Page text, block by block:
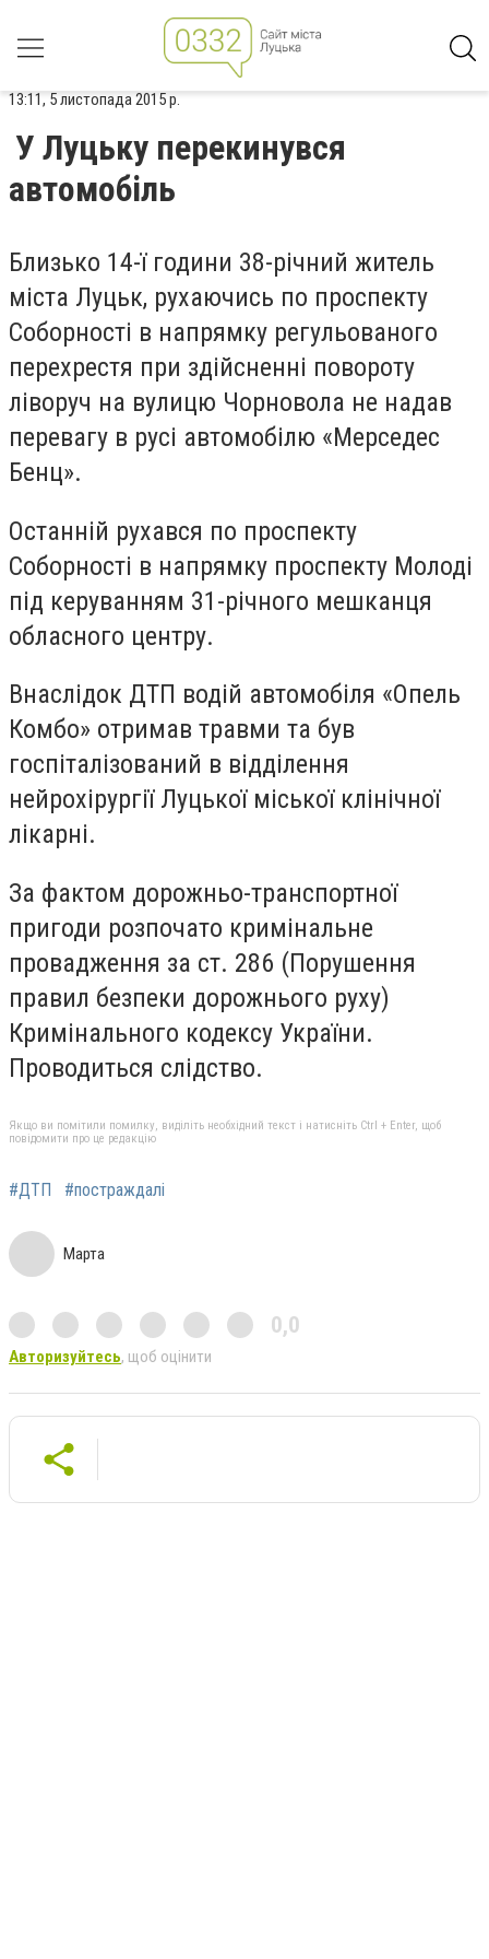
13:11, 5 листопада 2015 р.
У Луцьку перекинувся
автомобіль
Близько 14-ї години 38-річний житель
міста Луцьк, рухаючись по проспекту
Соборності в напрямку регульованого
перехрестя при здійсненні повороту
ліворуч на вулицю Чорновола не надав
перевагу в русі автомобілю «Мерседес
Бенц».
Останній рухався по проспекту
Соборності в напрямку проспекту Молоді
під керуванням 31-річного мешканця
обласного центру.
Внаслідок ДТП водій автомобіля «Опель
Комбо» отримав травми та був
госпіталізований в відділення
нейрохірургії Луцької міської клінічної
лікарні.
За фактом дорожньо-транспортної
пригоди розпочато кримінальне
провадження за ст. 286 (Порушення
правил безпеки дорожнього руху)
Кримінального кодексу України.
Проводиться слідство.
Якщо ви помітили помилку, виділіть необхідний текст і натисніть Ctrl + Enter, щоб
повідомити про це редакцію
#ДТП #постраждалі
Марта
0,0
Авторизуйтесь, щоб оцінити